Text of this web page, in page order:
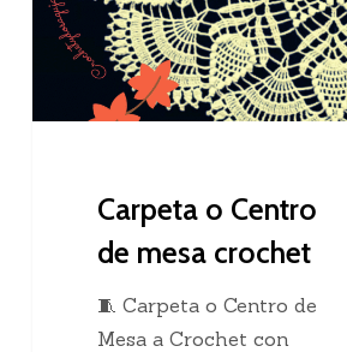
mesa
crochet
Carpeta o Centro
de mesa crochet
🧵 Carpeta o Centro de
Mesa a Crochet con